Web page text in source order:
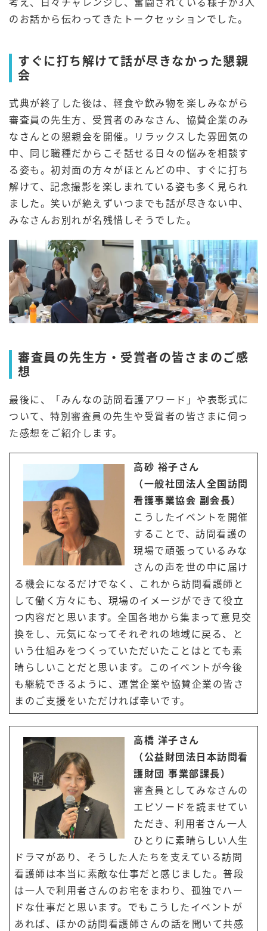
のお話から伝わってきたトークセッションでした。
すぐに打ち解けて話が尽きなかった懇親
会
式典が終了した後は、軽食や飲み物を楽しみながら
審査員の先生方、受賞者のみなさん、協賛企業のみ
なさんとの懇親会を開催。リラックスした雰囲気の
中、同じ職種だからこそ話せる日々の悩みを相談す
る姿も。初対面の方々がほとんどの中、すぐに打ち
解けて、記念撮影を楽しまれている姿も多く見られ
ました。笑いが絶えずいつまでも話が尽きない中、
みなさんお別れが名残惜しそうでした。
審査員の先生方・受賞者の皆さまのご感
想
最後に、「みんなの訪問看護アワード」や表彰式に
ついて、特別審査員の先生や受賞者の皆さまに伺っ
た感想をご紹介します。
高砂 裕子さん
（一般社団法人全国訪問
看護事業協会 副会長）
こうしたイベントを開催
することで、訪問看護の
現場で頑張っているみな
さんの声を世の中に届け
る機会になるだけでなく、これから訪問看護師と
して働く方々にも、現場のイメージができて役立
つ内容だと思います。全国各地から集まって意見交
換をし、元気になってそれぞれの地域に戻る、と
いう仕組みをつくっていただいたことはとても素
晴らしいことだと思います。このイベントが今後
も継続できるように、運営企業や協賛企業の皆さ
まのご支援をいただければ幸いです。
高橋 洋子さん
（公益財団法日本訪問看
護財団 事業部課長）
審査員としてみなさんの
エピソードを読ませてい
ただき、利用者さん一人
ひとりに素晴らしい人生
ドラマがあり、そうした人たちを支えている訪問
看護師は本当に素敵な仕事だと感じました。普段
は一人で利用者さんのお宅をまわり、孤独でハー
ドな仕事だと思います。でもこうしたイベントが
あれば、ほかの訪問看護師さんの話を聞いて共感